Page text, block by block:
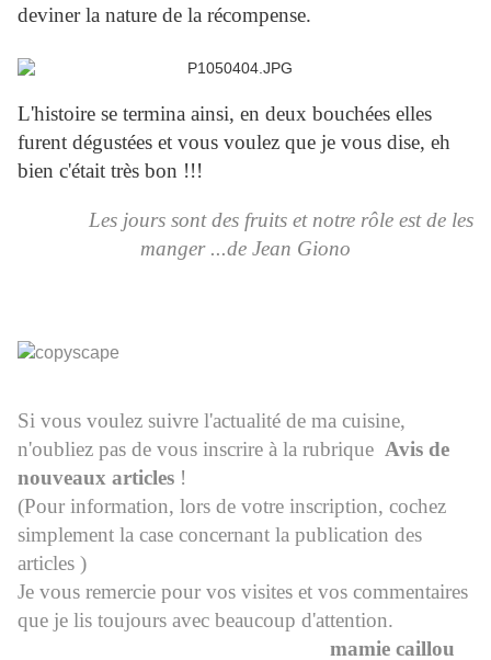
deviner la nature de la récompense.
L'histoire se termina ainsi, en deux bouchées elles
furent dégustées et vous voulez que je vous dise, eh
bien c'était très bon !!!
Les jours sont des fruits et notre rôle est de les
manger ...de Jean Giono
Si vous voulez suivre l'actualité de ma cuisine,
n'oubliez pas de vous inscrire à la rubrique Avis de
nouveaux articles !
(Pour information, lors de votre inscription, cochez
simplement la case concernant la publication des
articles )
Je vous remercie pour vos visites et vos commentaires
que je lis toujours avec beaucoup d'attention.
mamie caillou